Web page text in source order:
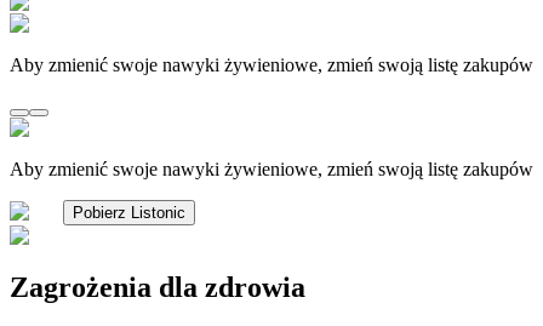
Aby zmienić swoje nawyki żywieniowe, zmień swoją listę zakupów
Aby zmienić swoje nawyki żywieniowe, zmień swoją listę zakupów
Pobierz Listonic
Zagrożenia dla zdrowia